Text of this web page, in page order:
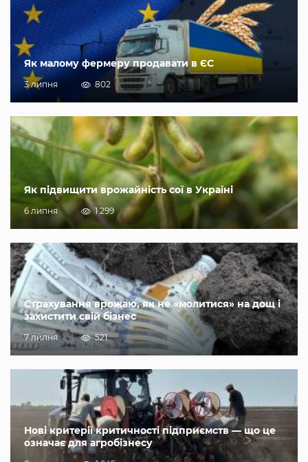
Як малому фермеру продавати в ЄС
3 липня 802
Як підвищити врожайність сої в Україні
6 липня 1 299
Страхування врожаю, як не «молитися» на дощ і
захистити свій бізнес
7 липня 521
Нові критерії критичності підприємств — що це
означає для агробізнесу